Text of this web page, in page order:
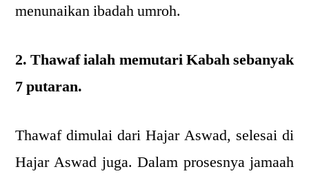
menunaikan ibadah umroh.
2. Thawaf ialah memutari Kabah sebanyak
7 putaran.
Thawaf dimulai dari Hajar Aswad, selesai di
Hajar Aswad juga. Dalam prosesnya jamaah